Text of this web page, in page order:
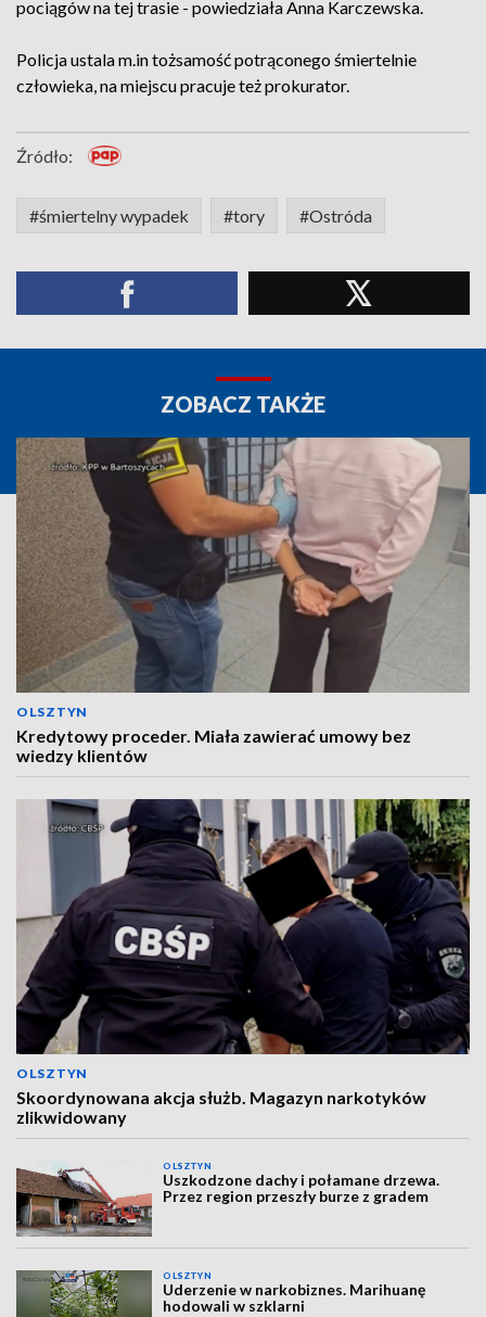
pociągów na tej trasie - powiedziała Anna Karczewska.
Policja ustala m.in tożsamość potrąconego śmiertelnie
człowieka, na miejscu pracuje też prokurator.
Źródło:
#śmiertelny wypadek #tory #Ostróda
ZOBACZ TAKŻE
OLSZTYN
Kredytowy proceder. Miała zawierać umowy bez
wiedzy klientów
OLSZTYN
Skoordynowana akcja służb. Magazyn narkotyków
zlikwidowany
OLSZTYN
Uszkodzone dachy i połamane drzewa.
Przez region przeszły burze z gradem
OLSZTYN
Uderzenie w narkobiznes. Marihuanę
hodowali w szklarni